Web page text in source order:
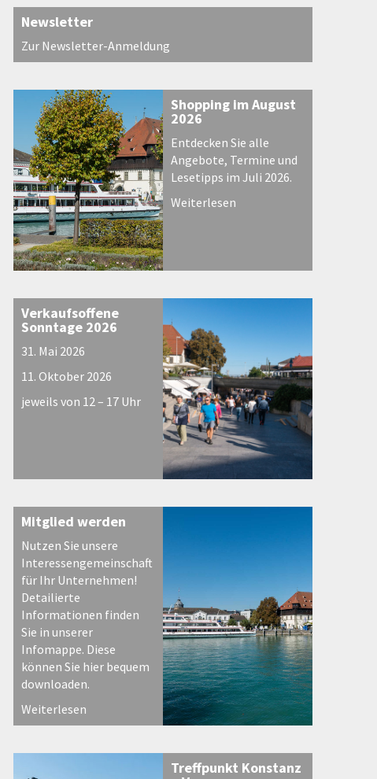
Newsletter
Zur Newsletter-Anmeldung
Shopping im August
2026
Entdecken Sie alle
Angebote, Termine und
Lesetipps im Juli 2026.
Weiterlesen
Verkaufsoffene
Sonntage 2026
31. Mai 2026
11. Oktober 2026
jeweils von 12 – 17 Uhr
Mitglied werden
Nutzen Sie unsere
Interessengemeinschaft
für Ihr Unternehmen!
Detailierte
Informationen finden
Sie in unserer
Infomappe. Diese
können Sie hier bequem
downloaden.
Weiterlesen
Treffpunkt Konstanz